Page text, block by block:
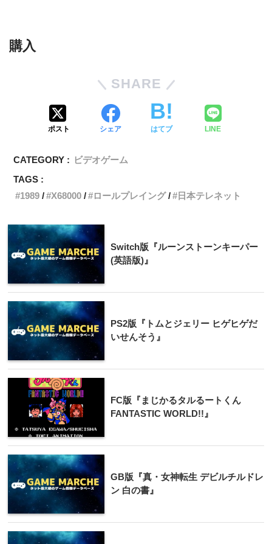
購入
SHARE
ポスト シェア はてブ LINE
CATEGORY : ビデオゲーム
TAGS :
1989
X68000 ロールプレイング 日本テレネット
Switch版『ルーンストーンキーパー
(英語版)』
PS2版『トムとジェリー ヒゲヒゲだ
いせんそう』
FC版『まじかるタルるートくん
FANTASTIC WORLD!!』
GB版『真・女神転生 デビルチルドレ
ン 白の書』